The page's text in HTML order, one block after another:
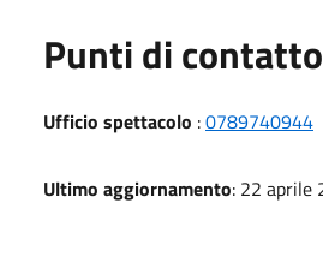
Punti di contatto
Ufficio spettacolo :0789740944
Ultimo aggiornamento: 22 aprile